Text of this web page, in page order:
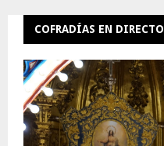
COFRADÍAS EN DIRECTO